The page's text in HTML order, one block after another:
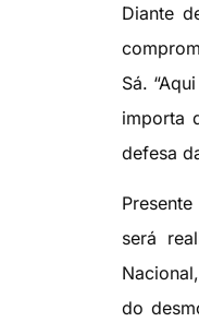
Diante
Sá.
importa
defesa
será
do